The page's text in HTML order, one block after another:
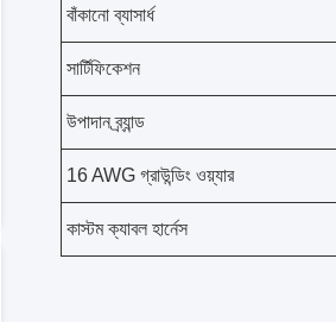
বাঁকানো ব্যাসার্ধ
সার্টিফিকেশন
উপাদান ব্র্যান্ড
16 AWG গ্রাউন্ডিং ওয়্যার
কাস্টম ক্যাবল হার্নেস